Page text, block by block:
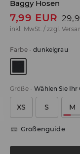
Baggy Hosen
7,99 EUR
inkl. MwSt. / zzgl.
Farbe-dunkelgrau
Größe-Wählen Sie Ihr
XS S M
Größenguide